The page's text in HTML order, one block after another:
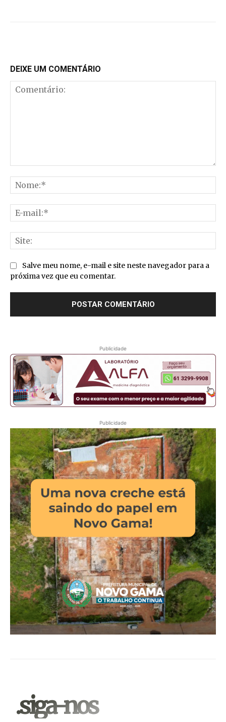
DEIXE UM COMENTÁRIO
Salve meu nome, e-mail e site neste navegador para a
próxima vez que eu comentar.
Publicidade
Publicidade
.siga-nos